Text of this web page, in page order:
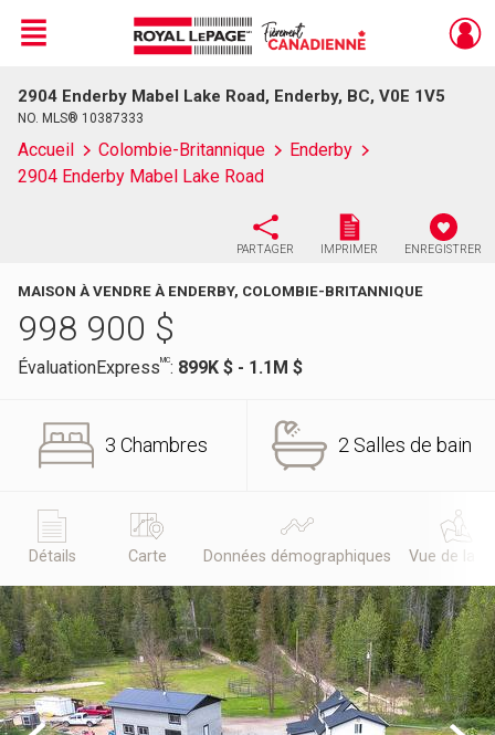
Live
En Direct
Menu
2904 Enderby Mabel Lake Road, Enderby, BC, V0E 1V5
NO. MLS® 10387333
Accueil Colombie-Britannique
Enderby
2904 Enderby Mabel Lake Road
PARTAGER IMPRIMER ENREGISTRER
MAISON À VENDRE À ENDERBY, COLOMBIE-BRITANNIQUE
998 900 $
ÉvaluationExpressMC: 899K $ - 1.1M $
3 Chambres 2 Salles de bain
Détails Carte Données démographiques Vue de la
Previous Next